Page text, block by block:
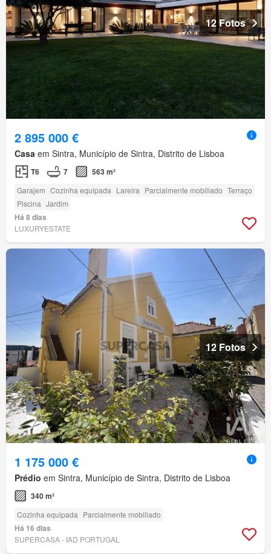
12 Fotos
2 895 000 €
Casa em Sintra, Município de Sintra, Distrito de Lisboa
T6 7 563 m²
Garajem Cozinha equipada Lareira Parcialmente mobiliado Terraço
Piscina Jardim
Há 8 dias
LUXURYESTATE
12 Fotos
1 175 000 €
Prédio em Sintra, Município de Sintra, Distrito de Lisboa
340 m²
Cozinha equipada Parcialmente mobiliado
Há 16 dias
SUPERCASA - IAD PORTUGAL